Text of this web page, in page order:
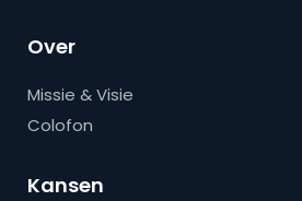
Over
Missie & Visie
Colofon
Kansen